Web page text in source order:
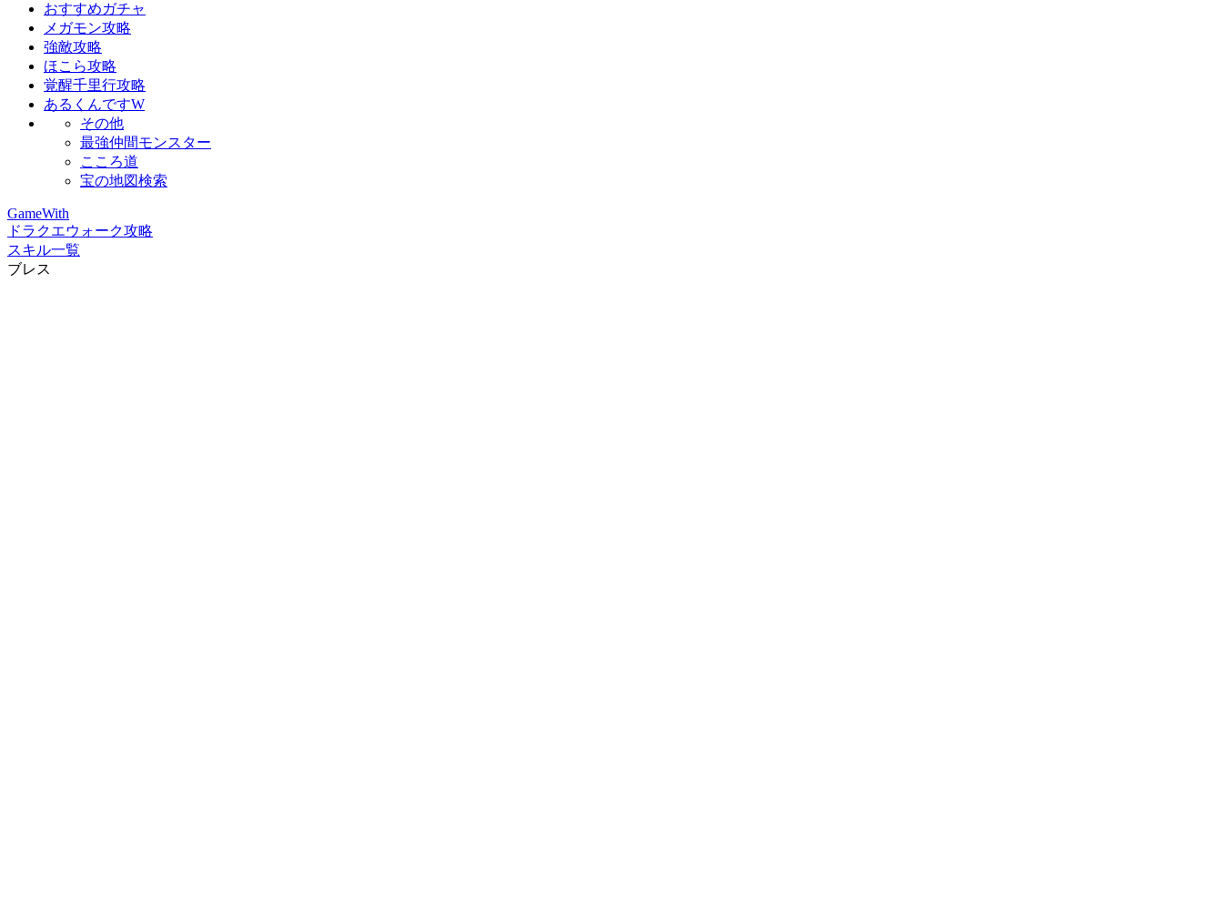
おすすめガチャ
メガモン攻略
強敵攻略
ほこら攻略
覚醒千里行攻略
あるくんですW
その他
最強仲間モンスター
こころ道
宝の地図検索
GameWith
ドラクエウォーク攻略
スキル一覧
ブレス